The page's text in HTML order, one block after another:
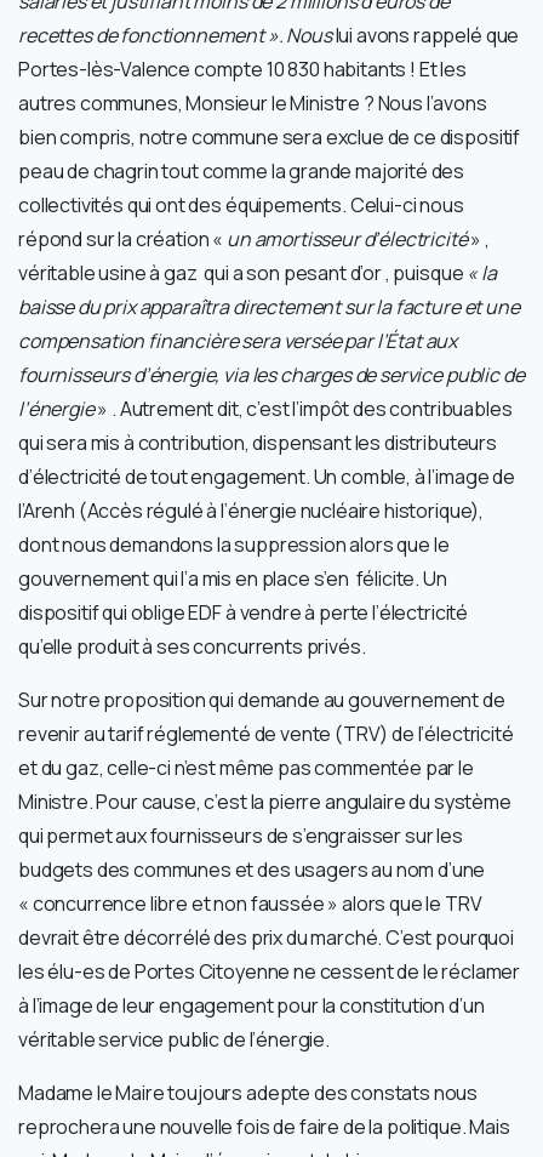
recettes de fonctionnement ». Nouslui avons rappelé que
Portes-lès-Valence compte 10 830 habitants ! Et les
autres communes, Monsieur le Ministre ? Nous l’avons
bien compris, notre commune sera exclue de ce dispositif
peau de chagrin tout comme la grande majorité des
collectivités qui ont des équipements. Celui-ci nous
répond sur la création « un amortisseur d’électricité» ,
véritable usine à gaz qui a son pesant d’or , puisque « la
baisse du prix apparaîtra directement sur la facture et une
compensation financière sera versée par l’État aux
fournisseurs d’énergie, via les charges de service public de
l’énergie» . Autrement dit, c’est l’impôt des contribuables
qui sera mis à contribution, dispensant les distributeurs
d’électricité de tout engagement. Un comble, à l’image de
l’Arenh (Accès régulé à l’énergie nucléaire historique),
dont nous demandons la suppression alors que le
gouvernement qui l’a mis en place s’en félicite. Un
dispositif qui oblige EDF à vendre à perte l’électricité
qu’elle produit à ses concurrents privés.
Sur notre proposition qui demande au gouvernement de
revenir au tarif réglementé de vente (TRV) de l’électricité
et du gaz, celle-ci n’est même pas commentée par le
Ministre. Pour cause, c’est la pierre angulaire du système
qui permet aux fournisseurs de s’engraisser sur les
budgets des communes et des usagers au nom d’une
« concurrence libre et non faussée » alors que le TRV
devrait être décorrélé des prix du marché. C’est pourquoi
les élu-es de Portes Citoyenne ne cessent de le réclamer
à l’image de leur engagement pour la constitution d’un
véritable service public de l’énergie.
Madame le Maire toujours adepte des constats nous
reprochera une nouvelle fois de faire de la politique. Mais